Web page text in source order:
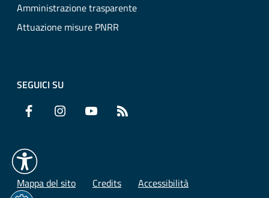
Amministrazione trasparente
Attuazione misure PNRR
SEGUICI SU
Facebook Instagram YouTube
Mappa del sito Credits Accessibilità